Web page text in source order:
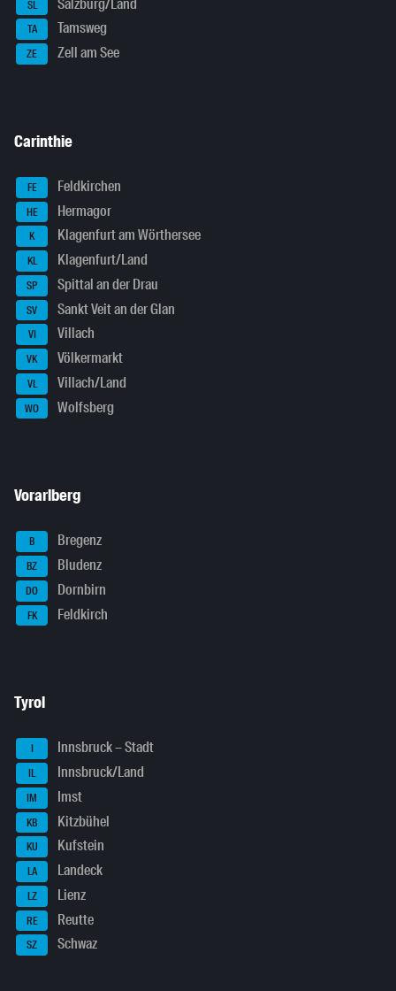
SL Salzburg/Land
TA Tamsweg
ZE Zell am See
Carinthie
FE Feldkirchen
HE Hermagor
K Klagenfurt am Wörthersee
KL Klagenfurt/Land
SP Spittal an der Drau
SV Sankt Veit an der Glan
VI Villach
VK Völkermarkt
VL Villach/Land
WO Wolfsberg
Vorarlberg
B Bregenz
BZ Bludenz
DO Dornbirn
FK Feldkirch
Tyrol
I Innsbruck – Stadt
IL Innsbruck/Land
IM Imst
KB Kitzbühel
KU Kufstein
LA Landeck
LZ Lienz
RE Reutte
SZ Schwaz